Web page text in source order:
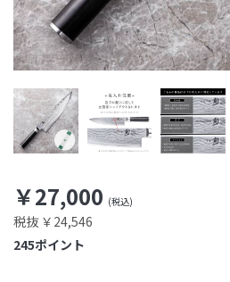
￥27,000
税抜 ￥24,546
ポイント
245